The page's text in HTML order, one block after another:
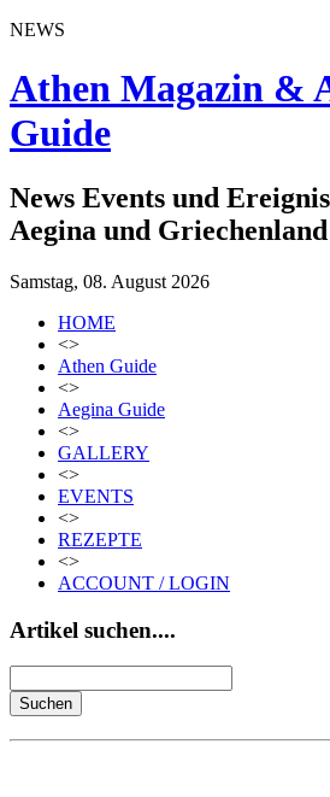
NEWS
Athen Magazin &
Guide
News Events und
Aegina und Griechenland
Samstag, 08. August 2026
HOME
<>
Athen Guide
<>
Aegina Guide
<>
GALLERY
<>
EVENTS
<>
REZEPTE
<>
ACCOUNT / LOGIN
Artikel suchen....